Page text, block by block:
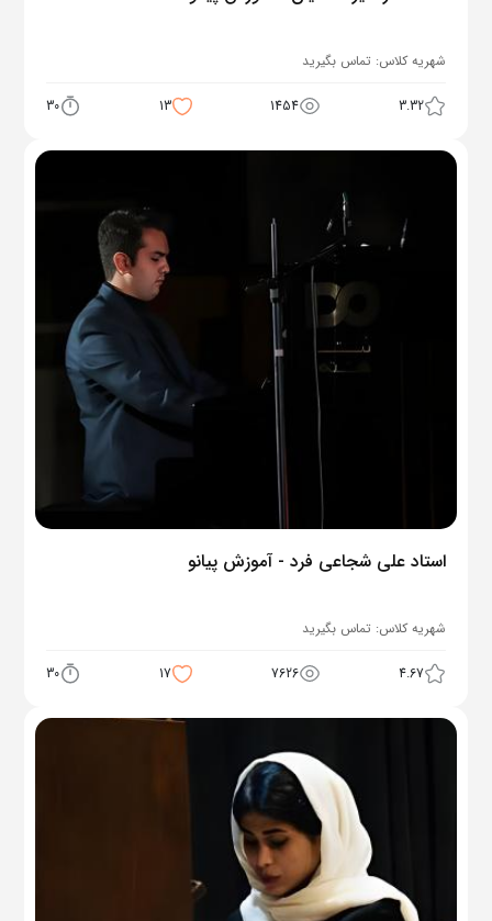
شهریه کلاس: تماس بگیرید
3.32
1454
13
30
استاد علی شجاعی فرد - آموزش پیانو
شهریه کلاس: تماس بگیرید
4.67
7626
17
30